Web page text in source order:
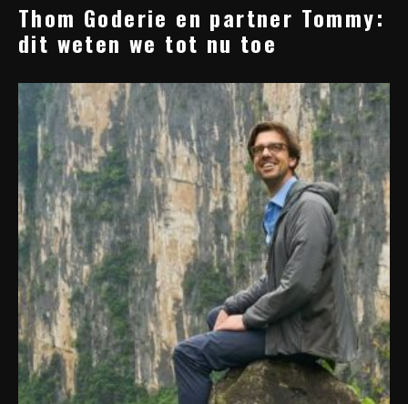
Thom Goderie en partner Tommy:
dit weten we tot nu toe